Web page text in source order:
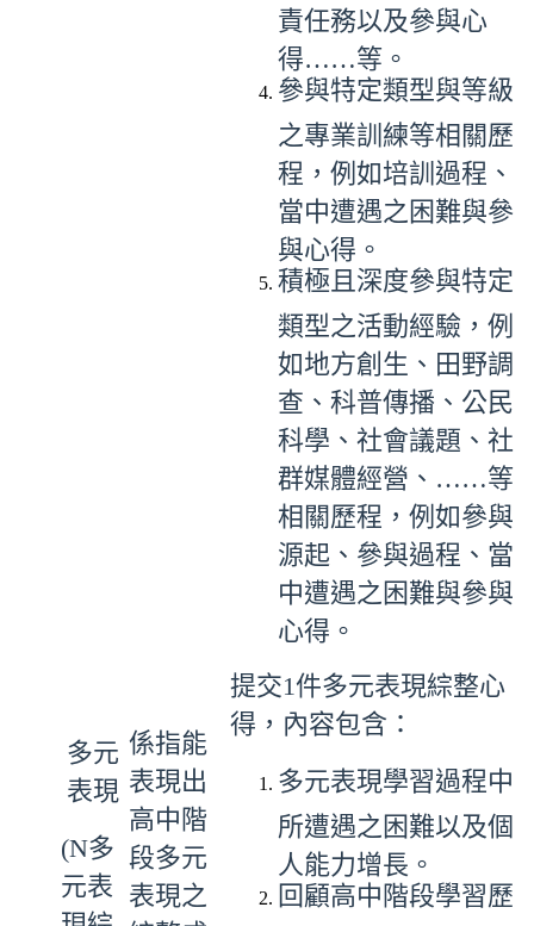
責任務以及參與心
得……等。
參與特定類型與等級
之專業訓練等相關歷
程，例如培訓過程、
當中遭遇之困難與參
與心得。
積極且深度參與特定
類型之活動經驗，例
如地方創生、田野調
查、科普傳播、公民
科學、社會議題、社
群媒體經營、……等
相關歷程，例如參與
源起、參與過程、當
中遭遇之困難與參與
心得。
多元
表現
(N多
元表
係指能
表現出
高中階
段多元
表現之
提交1件多元表現綜整心
得，內容包含：
多元表現學習過程中
所遭遇之困難以及個
人能力增長。
回顧高中階段學習歷